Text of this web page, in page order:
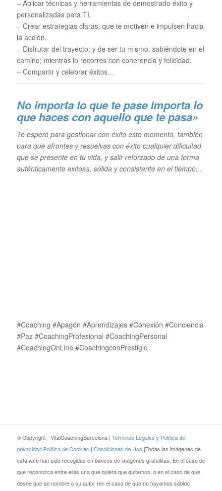
– Aplicar técnicas y herramientas de demostrado éxito y
personalizadas para TI.
– Crear estrategias claras, que te motiven e impulsen hacia
la acción.
– Disfrutar del trayecto; y de ser tu mismo, sabiéndote en el
camino; mientras lo recorres con coherencia y felicidad.
– Compartir y celebrar éxitos…
No importa lo que te pase importa lo
que haces con aquello que te pasa»
Te espero para gestionar con éxito este momento, también
para que afrontes y resuelvas con éxito cualquier dificultad
que se presente en tu vida, y salir reforzado de una forma
auténticamente exitosa; sólida y consistente en el tiempo…
#Coaching #Apagón #Aprendizajes #Conexión #Conciencia
#Paz #CoachingProfesional #CoachingPersonal
#CoachingOnLine #CoachingconPrestigio
© Copyright - VitalCoachingBarcelona | Términos Legales y Política de
privacidad Política de Cookies | Condiciones de Uso |Todas las imágenes de
esta web han sido recogidas en bancos de imágenes gratuititas. En el caso de
que reconozca entre ellas una que quiera que quitemos, o en el caso de que
desee que se nombre a su autor (en el caso de que no hayamos sabido